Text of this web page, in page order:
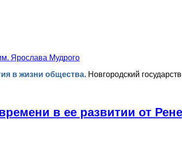
Ярослава Мудрого
в жизни общества. Новгородский
в ее развитии от